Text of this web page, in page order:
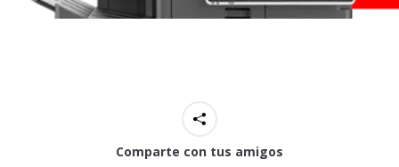
Comparte con tus amigos